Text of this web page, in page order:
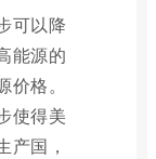
可以降
能源的
格。
使得美
产国，